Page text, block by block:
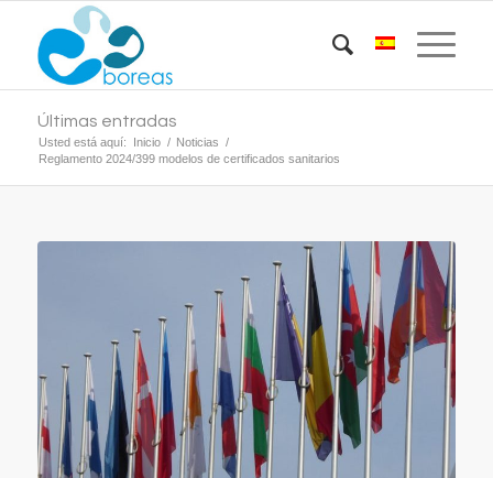
Últimas entradas
Usted está aquí: Inicio / Noticias /
Reglamento 2024/399 modelos de certificados sanitarios